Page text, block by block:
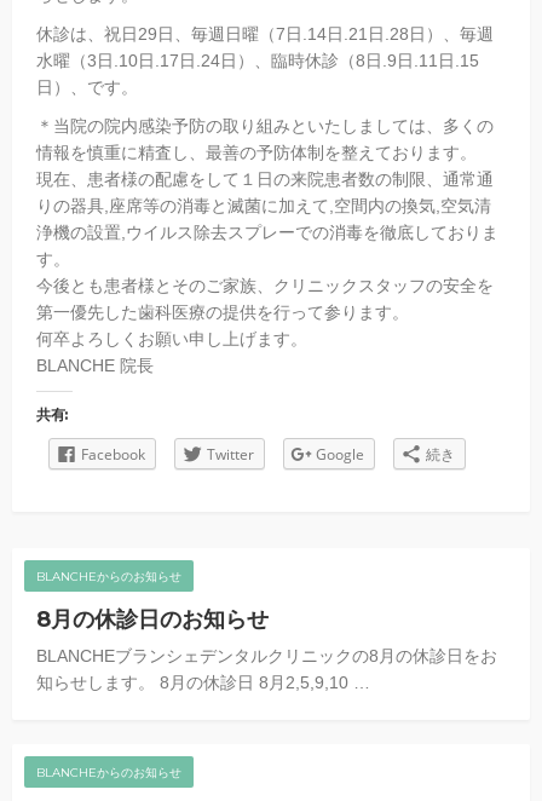
休診は、祝日29日、毎週日曜（7日.14日.21日.28日）、毎週
水曜（3日.10日.17日.24日）、臨時休診（8日.9日.11日.15
日）、です。
＊当院の院内感染予防の取り組みといたしましては、多くの
情報を慎重に精査し、最善の予防体制を整えております。
現在、患者様の配慮をして１日の来院患者数の制限、通常通
りの器具,座席等の消毒と滅菌に加えて,空間内の換気,空気清
浄機の設置,ウイルス除去スプレーでの消毒を徹底しておりま
す。
今後とも患者様とそのご家族、クリニックスタッフの安全を
第一優先した歯科医療の提供を行って参ります。
何卒よろしくお願い申し上げます。
BLANCHE 院長
共有:
Facebook Twitter Google 続き
BLANCHEからのお知らせ
8月の休診日のお知らせ
BLANCHEブランシェデンタルクリニックの8月の休診日をお
知らせします。 8月の休診日 8月2,5,9,10 …
BLANCHEからのお知らせ